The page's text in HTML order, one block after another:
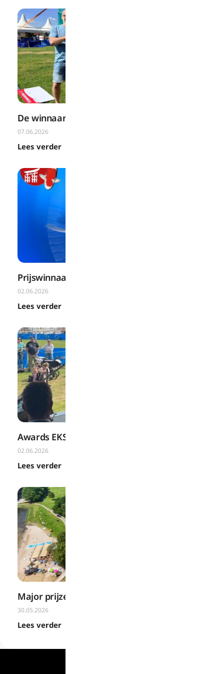
De winnaars van 2026
07.06.2026
Lees verder
Prijswinnaar Momotaro Kohaku
02.06.2026
Lees verder
Awards EKS 2026
02.06.2026
Lees verder
Major prijzen 2026!
30.05.2026
Lees verder